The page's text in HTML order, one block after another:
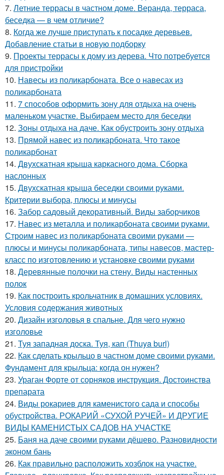
7. Летние террасы в частном доме. Веранда, терраса,
беседка — в чем отличие?
8. Когда же лучше приступать к посадке деревьев.
Добавление статьи в новую подборку
9. Проекты террасы к дому из дерева. Что потребуется
для пристройки
10. Навесы из поликарбоната. Все о навесах из
поликарбоната
11. 7 способов оформить зону для отдыха на очень
маленьком участке. Выбираем место для беседки
12. Зоны отдыха на даче. Как обустроить зону отдыха
13. Прямой навес из поликарбоната. Что такое
поликарбонат
14. Двухскатная крыша каркасного дома. Сборка
наслонных
15. Двухскатная крыша беседки своими руками.
Критерии выбора, плюсы и минусы
16. Забор садовый декоративный. Виды заборчиков
17. Навес из металла и поликарбоната своими руками.
Строим навес из поликарбоната своими руками —
плюсы и минусы поликарбоната, типы навесов, мастер-
класс по изготовлению и установке своими руками
18. Деревянные полочки на стену. Виды настенных
полок
19. Как построить крольчатник в домашних условиях.
Условия содержания животных
20. Дизайн изголовья в спальне. Для чего нужно
изголовье
21. Туя западная доска. Туя, кап (Thuya burl)
22. Как сделать крыльцо в частном доме своими руками.
Фундамент для крыльца: когда он нужен?
23. Ураган Форте от сорняков инструкция. Достоинства
препарата
24. Виды рокариев для каменистого сада и способы
обустройства. РОКАРИЙ «СУХОЙ РУЧЕЙ» И ДРУГИЕ
ВИДЫ КАМЕНИСТЫХ САДОВ НА УЧАСТКЕ
25. Баня на даче своими руками дёшево. Разновидности
эконом бань
26. Как правильно расположить хозблок на участке.